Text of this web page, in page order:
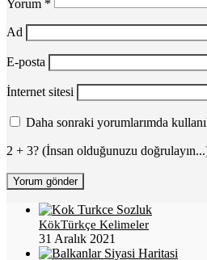
Yorum *
Ad
E-posta
İnternet sitesi
Daha sonraki yorumlarımda
2 + 3? (İnsan olduğunuzu
KökTürkçe Kelimeler
31 Aralık 2021